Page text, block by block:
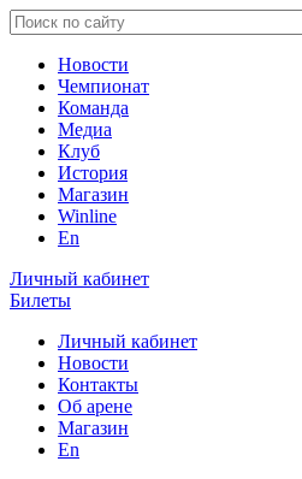
Новости
Чемпионат
Команда
Медиа
Клуб
История
Магазин
Winline
En
Личный кабинет
Билеты
Личный кабинет
Новости
Контакты
Об арене
Магазин
En